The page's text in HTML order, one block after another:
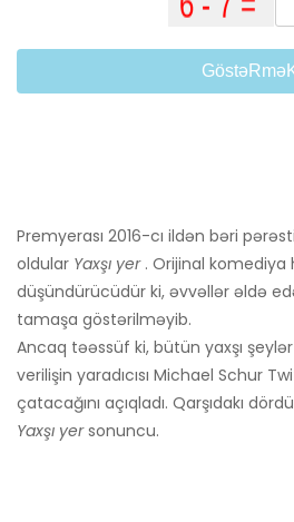
Premyerası 2016-cı ildən bəri
oldular Yaxşı yer . Orijinal
düşündürücüdür ki, əvvəllər əldə
tamaşa göstərilməyib.
Ancaq təəssüf ki, bütün yaxşı
verilişin yaradıcısı Michael Schur
çatacağını açıqladı. Qarşıdakı
Yaxşı yersonuncu.